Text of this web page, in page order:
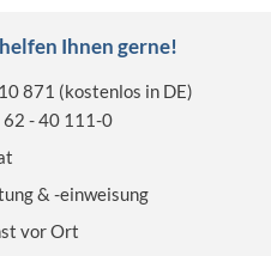
Ihnen gerne!
871 (kostenlos in DE)
- 40 111-0
& -einweisung
vor Ort